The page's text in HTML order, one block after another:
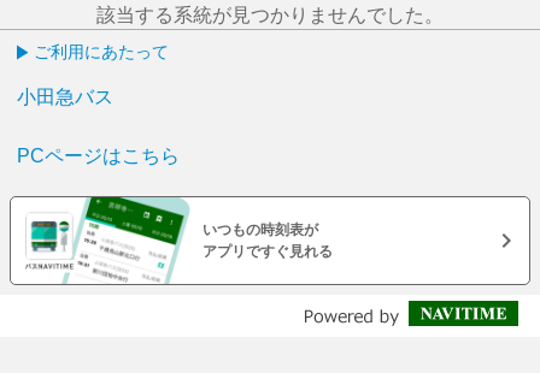
該当する系統が見つかりませんでした。
ご利用にあたって
小田急バス
PCページはこちら
いつもの時刻表が
アプリですぐ見れる